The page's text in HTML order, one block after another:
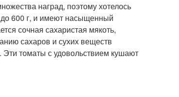
наград, поэтому хотелось
до 600 г, и имеют насыщенный
сочная сахаристая мякоть,
сахаров и сухих веществ
томаты с удовольствием кушают